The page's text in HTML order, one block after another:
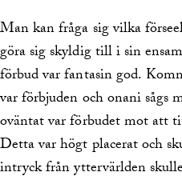
Man kan fråga sig vilka
göra sig skyldig till i sin
förbud var fantasin god.
var förbjuden och onani sågs
oväntat var förbudet mot att
Detta var högt placerat och
intryck från yttervärlden